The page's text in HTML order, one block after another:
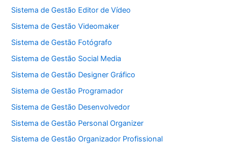
Sistema de Gestão Editor de Vídeo
Sistema de Gestão Videomaker
Sistema de Gestão Fotógrafo
Sistema de Gestão Social Media
Sistema de Gestão Designer Gráfico
Sistema de Gestão Programador
Sistema de Gestão Desenvolvedor
Sistema de Gestão Personal Organizer
Sistema de Gestão Organizador Profissional